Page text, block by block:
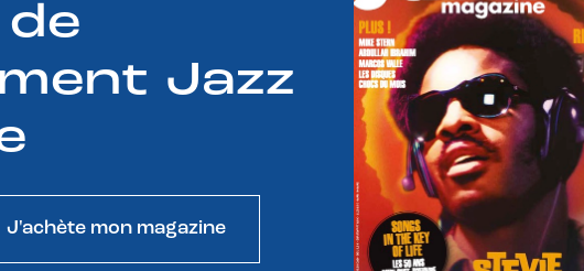
Jazz
J'achète mon magazine